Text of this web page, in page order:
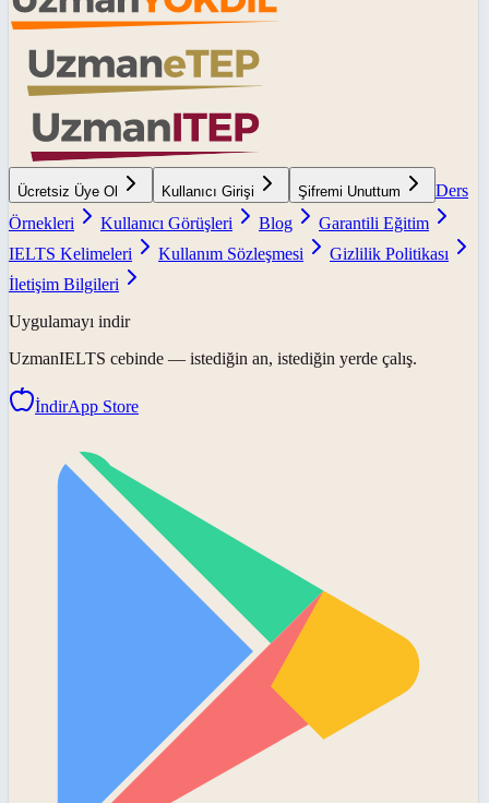
Ücretsiz Üye Ol Kullanıcı Girişi Şifremi Unuttum
Ders
Örnekleri
Kullanıcı Görüşleri Blog
Garantili Eğitim
IELTS Kelimeleri
Kullanım Sözleşmesi
Gizlilik Politikası
İletişim Bilgileri
Uygulamayı indir
UzmanIELTS cebinde — istediğin an, istediğin yerde çalış.
İndirApp Store